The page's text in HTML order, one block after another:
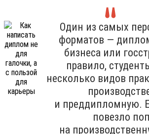
Один из самых
форматов —
бизнеса или
правило,
несколько видов
и преддипломную.
повезло
на